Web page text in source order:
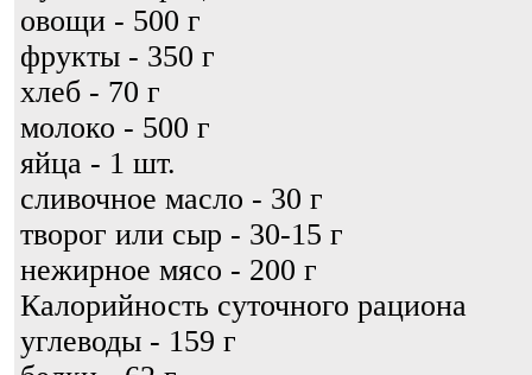
овощи - 500 г
фрукты - 350 г
хлеб - 70 г
молоко - 500 г
яйца - 1 шт.
сливочное масло - 30 г
творог или сыр - 30-15 г
нежирное мясо - 200 г
Калорийность суточного рациона
углеводы - 159 г